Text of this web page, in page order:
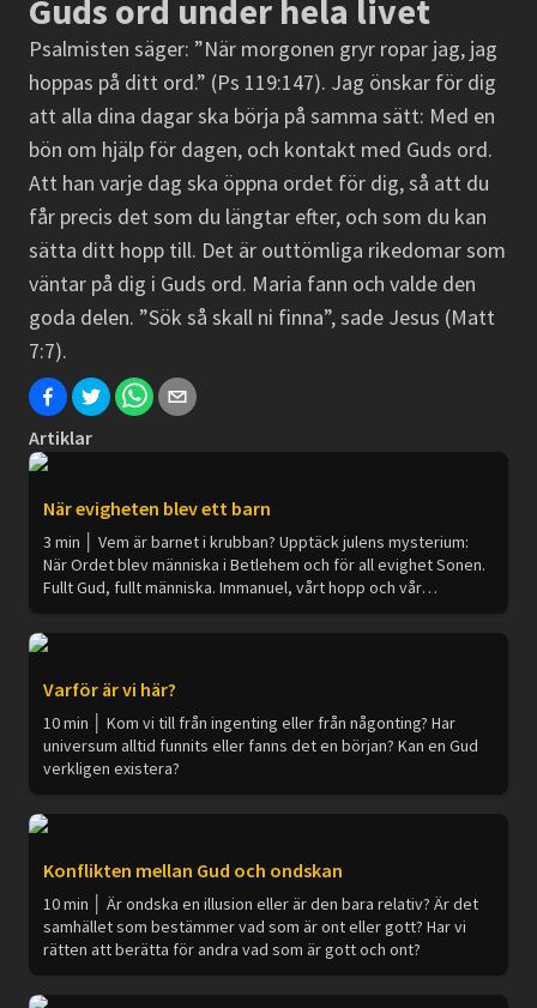
Guds ord under hela livet
Psalmisten säger: ”När morgonen gryr ropar jag, jag
hoppas på ditt ord.” (Ps 119:147). Jag önskar för dig
att alla dina dagar ska börja på samma sätt: Med en
bön om hjälp för dagen, och kontakt med Guds ord.
Att han varje dag ska öppna ordet för dig, så att du
får precis det som du längtar efter, och som du kan
sätta ditt hopp till. Det är outtömliga rikedomar som
väntar på dig i Guds ord. Maria fann och valde den
goda delen. ”Sök så skall ni finna”, sade Jesus (Matt
7:7).
Artiklar
När evigheten blev ett barn
3 min │ Vem är barnet i krubban? Upptäck julens mysterium:
När Ordet blev människa i Betlehem och för all evighet Sonen.
Fullt Gud, fullt människa. Immanuel, vårt hopp och vår
Varför är vi här?
10 min │ Kom vi till från ingenting eller från någonting? Har
universum alltid funnits eller fanns det en början? Kan en Gud
verkligen existera?
Konflikten mellan Gud och ondskan
10 min │ Är ondska en illusion eller är den bara relativ? Är det
samhället som bestämmer vad som är ont eller gott? Har vi
rätten att berätta för andra vad som är gott och ont?